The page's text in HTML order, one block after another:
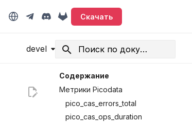
Скачать
devel
Содержание
Метрики Picodata
pico_cas_errors_total
pico_cas_ops_duration